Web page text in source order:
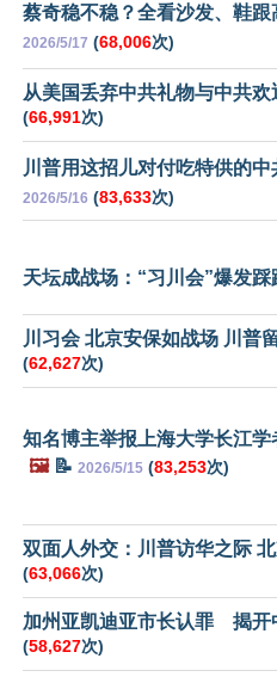
蔡奇稳不稳？全看沙发、鞋跟
2026/5/17 (68,006次)
从美国丢弃中共礼物与中共欢
(66,991次)
川普用这招儿对付吃特供的中
2026/5/16 (83,633次)
天坛成战场：“习川会”爆发踩
川习会 北京安保如战场 川普
(62,627次)
知名博主举报上海大学长江学
🖼️📝 2026/5/15 (83,253次)
双面人外交：川普访华之际
(63,066次)
加州亚凯迪亚市长认罪 揭开
(58,627次)